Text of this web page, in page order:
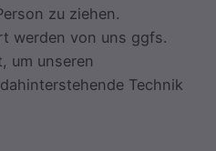
zu ziehen.
werden von uns ggfs.
um unseren
Technik